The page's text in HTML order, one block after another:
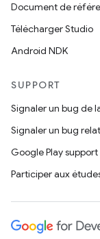
Document de
Télécharger Studio
Android NDK
SUPPORT
Signaler un bug de
Signaler un bug
Google Play support
Participer aux